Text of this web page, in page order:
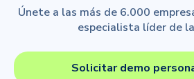
Únete a las más de 6.000
especialista líder de
Solicitar demo